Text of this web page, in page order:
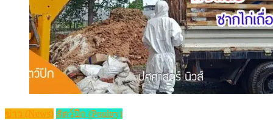
ข่าว (News) สัตว์ปีก (Poultry)